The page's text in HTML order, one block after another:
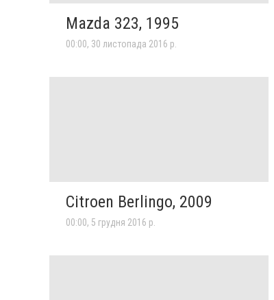
Mazda 323, 1995
00:00, 30 листопада 2016 р.
Citroen Berlingo, 2009
00:00, 5 грудня 2016 р.